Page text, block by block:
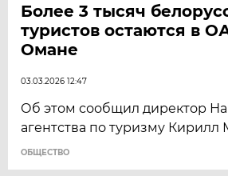
Более 3 тысяч
туристов остаются в
Омане
03.03.2026 12:47
Об этом сообщил директор
агентства по туризму
ОБЩЕСТВО